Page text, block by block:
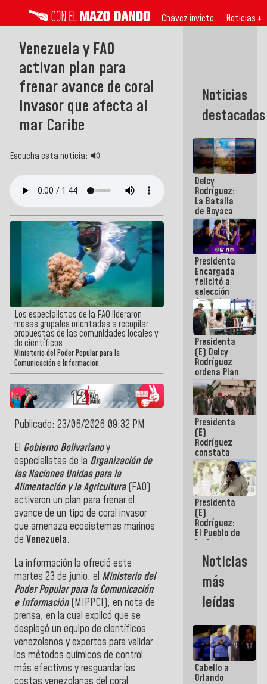
Chávez invicto Noticias ↓
Venezuela y FAO
activan plan para
frenar avance de coral
invasor que afecta al
mar Caribe
Escucha esta noticia: 🔊
Los especialistas de la FAO lideraron
mesas grupales orientadas a recopilar
propuestas de las comunidades locales y
de científicos
Ministerio del Poder Popular para la
Comunicación e Información
Publicado: 23/06/2026 09:32 PM
El Gobierno Bolivarianoy
especialistas de la Organización de
las Naciones Unidas para la
Alimentación y la Agricultura(FAO)
activaron un plan para frenar el
avance de un tipo de coral invasor
que amenaza ecosistemas marinos
de Venezuela.
La información la ofreció este
martes 23 de junio, el Ministerio del
Poder Popular para la Comunicación
e Información(MIPPCI), en nota de
prensa, en la cual explicó que se
desplegó un equipo de científicos
venezolanos y expertos para validar
los métodos químicos de control
más efectivos y resguardar las
Noticias
destacadas
Delcy
Rodríguez:
La Batalla
de Boyaca
representa
un capítulo
decisivo en
la gesta
emancipadora
de nuestra
América
Presidenta
Encargada
felicitó a
selección
femenina de
baloncesto
por su
clasificación
a la
AmeriCup
2027
Presidenta
(E) Delcy
Rodríguez
ordena Plan
maestro de
desarrollo
logístico y
turístico
para La
Guaira
Presidenta
(E)
Rodríguez
constata
obras de
rehabilitación
de Escuela
Militar de
Mamo en La
Guaira
Presidenta
(E)
Rodríguez:
El Pueblo de
La Guaira
siempre
estará
acompañada
por el
Gobierno
Nacional
Noticias
más
leídas
Cabello a
Orlando